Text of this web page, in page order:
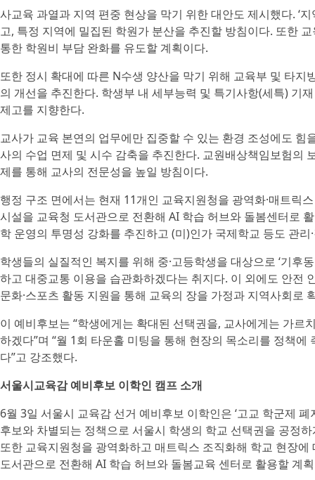
사교육 과열과 지역 편중 현상을 막기 위한 대안도 제시했다. ‘
고, 특정 지역에 밀집된 학원가 분산을 추진할 방침이다. 또한
통한 학원비 부담 완화를 유도할 계획이다.
또한 정시 확대에 따른 N수생 양산을 막기 위해 교육부 및 타
의 개선을 추진한다. 학생부 내 세부능력 및 특기사항(세특) 기
제고를 지향한다.
교사가 교육 본연의 업무에만 집중할 수 있는 환경 조성에도 힘
사의 수업 면제 및 시수 감축을 추진한다. 교원배상책임보험의
제를 통해 교사의 전문성을 높일 방침이다.
행정 구조 면에서는 현재 11개인 교육지원청을 광역화·매트릭
시설을 교육청 도서관으로 전환해 AI 학습 허브와 돌봄센터로
학 운영의 투명성 강화를 추진하고 (미)인가 국제학교 등도 관리
학생들의 실질적인 복지를 위해 중·고등학생을 대상으로 ‘기후
하고 대중교통 이용을 습관화하겠다는 취지다. 이 외에도 안전
문화·스포츠 활동 지원을 통해 교육의 장을 가정과 지역사회로
이 예비후보는 “학생에게는 확대된 선택권을, 교사에게는 가
하겠다”며 “월 1회 타운홀 미팅을 통해 현장의 목소리를 정책
다”고 강조했다.
서울시교육감 예비후보 이학인 캠프 소개
6월 3일 서울시 교육감 선거 예비후보 이학인은 ‘고교 학군제
후보와 차별되는 정책으로 서울시 학생의 학교 선택권을 공정
또한 교육지원청을 광역화하고 매트릭스 조직화해 학교 현장
도서관으로 전환해 AI 학습 허브와 돌봄교육 센터로 활용할 계